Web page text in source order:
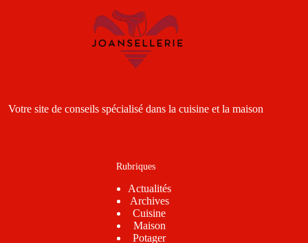
Votre site de conseils spécialisé dans la cuisine et la maison
Rubriques
Actualités
Archives
Cuisine
Maison
Potager